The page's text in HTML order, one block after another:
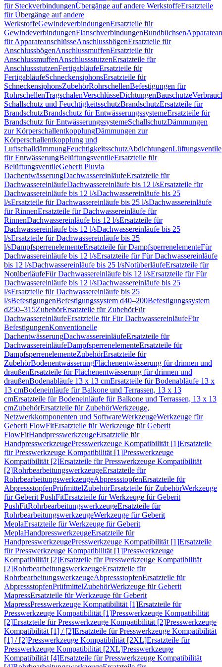
für SteckverbindungenÜbergänge auf andere WerkstoffeErsatzteile
für Übergänge auf andere
WerkstoffeGewindeverbindungenErsatzteile für
GewindeverbindungenFlanschverbindungenBundbüchsen
für ApparateanschlüsseAnschlussbögenErsatzteile für
AnschlussbögenAnschlussmuffenErsatzteile für
AnschlussmuffenAnschlussstutzenErsatzteile für
AnschlussstutzenFertigabläufeErsatzteile für
FertigabläufeSchneckensiphonsErsatzteile für
SchneckensiphonsZubehörRohrschellenBefestigungen für
RohrschellenTragschalenVerschlüsseDichtungenBauschutze
Schallschutz und FeuchtigkeitsschutzBrandschutzErsatzteile für
BrandschutzBrandschutz für EntwässerungssystemeErsatzteile für
Brandschutz für EntwässerungssystemeSchallschutzDämmungen
zur KörperschallentkopplungDämmungen zur
Körperschallentkopplung und
LuftschalldämmungFeuchtigkeitsschutzAbdichtungenLüftungsventile
für EntwässerungBelüftungsventileErsatzteile für
BelüftungsventileGeberit Pluvia
DachentwässerungDachwassereinläufeErsatzteile für
DachwassereinläufeDachwassereinläufe bis 12 l/sErsatzteile für
Dachwassereinläufe bis 12 l/sDachwassereinläufe bis 25
l/sErsatzteile für Dachwassereinläufe bis 25 l/sDachwassereinläufe
für RinnenErsatzteile für Dachwassereinläufe für
RinnenDachwassereinläufe bis 12 l/sErsatzteile für
Dachwassereinläufe bis 12 l/sDachwassereinläufe bis 25
l/sErsatzteile für Dachwassereinläufe bis 25
l/sDampfsperrenelementeErsatzteile für DampfsperrenelementeFür
Dachwassereinläufe bis 12 l/sErsatzteile für Für Dachwassereinläufe
bis 12 l/sDachwassereinläufe bis 25 l/sNotüberläufeErsatzteile für
NotüberläufeFür Dachwassereinläufe bis 12 l/sErsatzteile für Für
Dachwassereinläufe bis 12 l/sDachwassereinläufe bis 25
l/sErsatzteile für Dachwassereinläufe bis 25
l/sBefestigungenBefestigungssystem d40–200Befestigungssystem
d250–315ZubehörErsatzteile für ZubehörFür
DachwassereinläufeErsatzteile für Für DachwassereinläufeFür
BefestigungenKonventionelle
DachentwässerungDachwassereinläufeErsatzteile für
DachwassereinläufeDampfsperrenelementeErsatzteile für
DampfsperrenelementeZubehörErsatzteile für
ZubehörBodenentwässerungFlächenentwässerung für drinnen und
draußenErsatzteile für Flächenentwässerung für drinnen und
draußenBodenabläufe 13 x 13 cmErsatzteile für Bodenabläufe 13 x
13 cmBodeneinläufe für Balkone und Terrassen, 13 x 13
cmErsatzteile für Bodeneinläufe für Balkone und Terrassen, 13 x 13
cmZubehörErsatzteile für ZubehörWerkzeuge,
Netzwerkkomponenten und SoftwareWerkzeugeWerkzeuge für
Geberit FlowFitErsatzteile für Werkzeuge für Geberit
FlowFitHandpresswerkzeugeErsatzteile für
HandpresswerkzeugePresswerkzeuge Kompatibilität [1]Ersatzteile
für Presswerkzeuge Kompatibilität [1]Presswerkzeuge
Kompatibilität [2]Ersatzteile für Presswerkzeuge Kompatibilität
[2]RohrbearbeitungswerkzeugeErsatzteile für
RohrbearbeitungswerkzeugeAbpressstopfenErsatzteile für
AbpressstopfenPrüfmittelZubehörErsatzteile für ZubehörWerkzeuge
für Geberit PushFitErsatzteile für Werkzeuge für Geberit
PushFitRohrbearbeitungswerkzeugeErsatzteile für
RohrbearbeitungswerkzeugeWerkzeuge für Geberit
MeplaErsatzteile für Werkzeuge für Geberit
MeplaHandpresswerkzeugeErsatzteile für
HandpresswerkzeugePresswerkzeuge Kompatibilität [1]Ersatzteile
für Presswerkzeuge Kompatibilität [1]Presswerkzeuge
Kompatibilität [2]Ersatzteile für Presswerkzeuge Kompatibilität
[2]RohrbearbeitungswerkzeugeErsatzteile für
RohrbearbeitungswerkzeugeAbpressstopfenErsatzteile für
AbpressstopfenPrüfmittelZubehörWerkzeuge für Geberit
MapressErsatzteile für Werkzeuge für Geberit
MapressPresswerkzeuge Kompatibilität [1]Ersatzteile für
Presswerkzeuge Kompatibilität [1]Presswerkzeuge Kompatibilität
[2]Ersatzteile für Presswerkzeuge Kompatibilität [2]Presswerkzeuge
Kompatibilität [1] / [2]Ersatzteile für Presswerkzeuge Kompatibilität
[1] / [2]Presswerkzeuge Kompatibilität [2XL]Ersatzteile für
Presswerkzeuge Kompatibilität [2XL]Presswerkzeuge
Kompatibilität [4]Ersatzteile für Presswerkzeuge Kompatibilität